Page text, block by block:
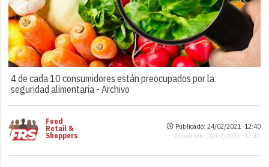
4 de cada 10 consumidores están preocupados por la
seguridad alimentaria -Archivo
Food
Retail &
Shoppers
Publicado: 24/02/2021 ·12:40
Actualizado: 24/02/2021 · 12:40